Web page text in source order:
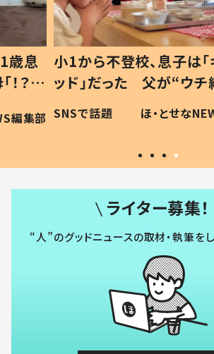
フテ
食”を
編集部
ひ孫にデレデレな80歳
が、抱っこすると…ひ孫
「涙が出ました」「可愛
い」
ほ・とせな
ライター募集！
“人”のグッドニュースの取材・執筆を